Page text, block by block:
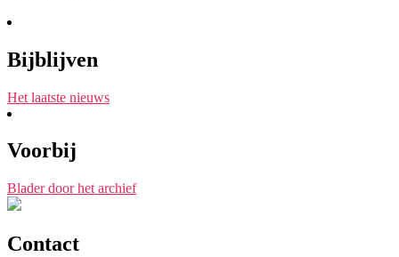
Bijblijven
Het laatste nieuws
Voorbij
Blader door het archief
Contact